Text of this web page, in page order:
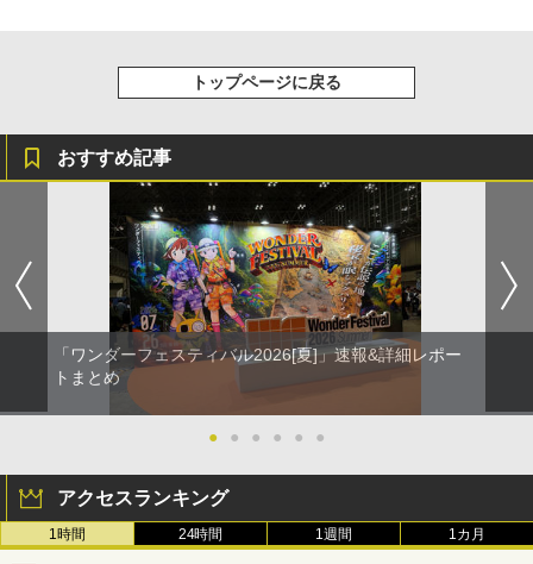
トップページに戻る
おすすめ記事
「ワンダーフェスティバル2026[夏]」速報&詳細レポー
トまとめ
● ● ● ● ● ●
アクセスランキング
1時間 24時間 1週間 1カ月